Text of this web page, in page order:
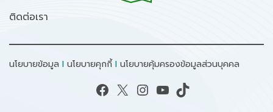
ติดต่อเรา
นโยบายข้อมูล I นโยบายคุกกี้ I นโยบายคุ้มครองข้อมูลส่วนบุคคล
Facebook X Instagram YouTube TikTok